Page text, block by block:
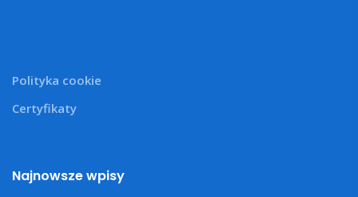
Polityka cookie
Certyfikaty
Najnowsze wpisy